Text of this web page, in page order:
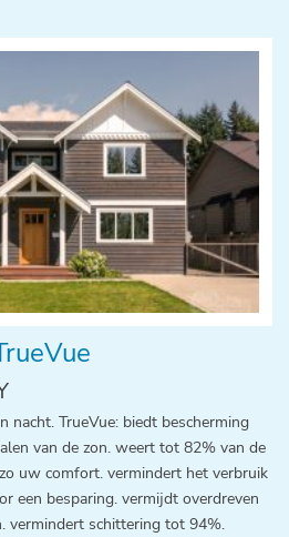
nacht. TrueVue: biedt bescherming
van de zon. weert tot 82% van de
uw comfort. vermindert het verbruik
een besparing. vermijdt overdreven
vermindert schittering tot 94%.